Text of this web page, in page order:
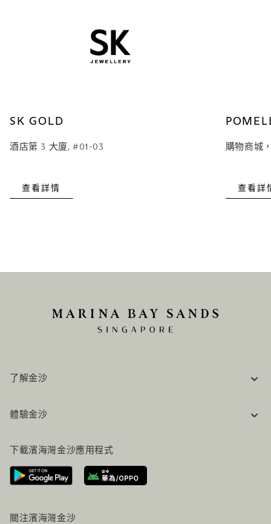
SK GOLD
酒店第 3 大廈, #01-03
查看詳情
購物商城
查看詳
了解金沙
工作機會
聯絡我們
體驗金沙
行程規劃
路線指引
服務設施
下載濱海灣金沙應用程式
關注濱海灣金沙